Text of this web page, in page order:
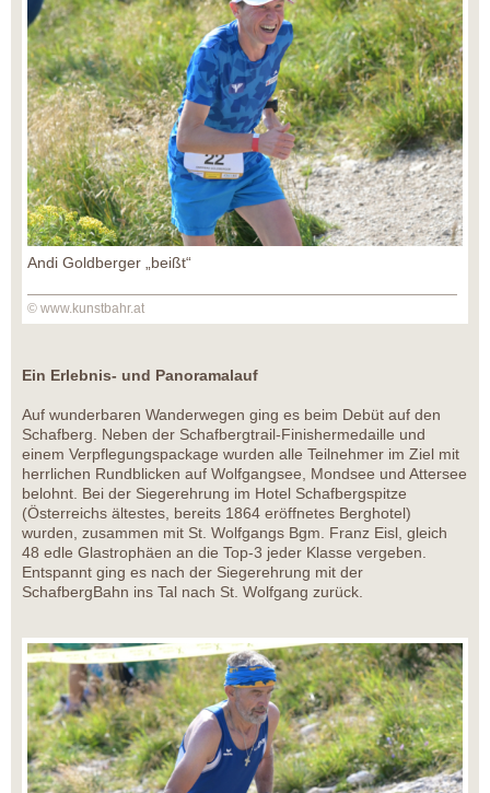
Andi Goldberger „beißt“
© www.kunstbahr.at
Ein Erlebnis- und Panoramalauf
Auf wunderbaren Wanderwegen ging es beim Debüt auf den
Schafberg. Neben der Schafbergtrail-Finishermedaille und
einem Verpflegungspackage wurden alle Teilnehmer im Ziel mit
herrlichen Rundblicken auf Wolfgangsee, Mondsee und Attersee
belohnt. Bei der Siegerehrung im Hotel Schafbergspitze
(Österreichs ältestes, bereits 1864 eröffnetes Berghotel)
wurden, zusammen mit St. Wolfgangs Bgm. Franz Eisl, gleich
48 edle Glastrophäen an die Top-3 jeder Klasse vergeben.
Entspannt ging es nach der Siegerehrung mit der
SchafbergBahn ins Tal nach St. Wolfgang zurück.